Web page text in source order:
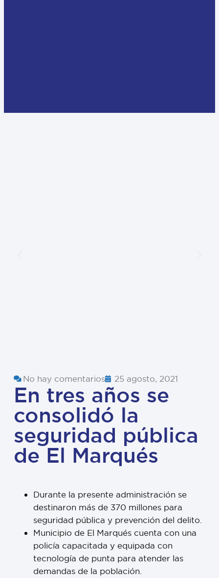
No hay comentarios 25 agosto, 2021
En tres años se
consolidó la
seguridad pública
de El Marqués
Durante la presente administración se
destinaron más de 370 millones para
seguridad pública y prevención del delito.
Municipio de El Marqués cuenta con una
policía capacitada y equipada con
tecnología de punta para atender las
demandas de la población.